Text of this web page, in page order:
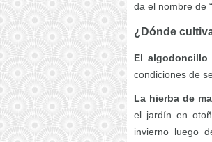
da el nombre de
¿Dónde
El algodoncillo
condiciones de
La hierba de
el jardín en
invierno luego